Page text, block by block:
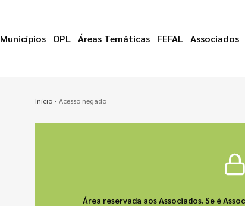
Municípios OPL Áreas Temáticas FEFAL Associados
Início• Acesso negado
Área reservada aos Associados. Se é